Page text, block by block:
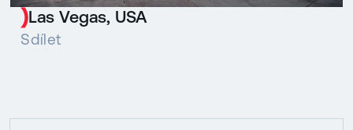
Las Vegas, USA
Sdílet